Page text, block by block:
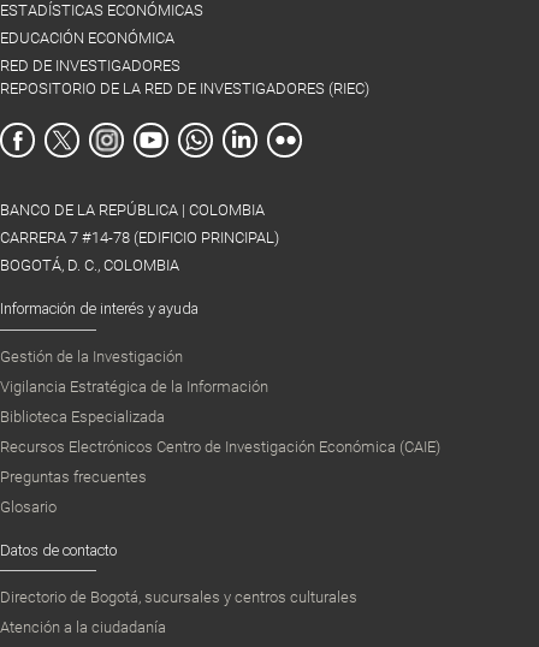
ESTADÍSTICAS ECONÓMICAS
EDUCACIÓN ECONÓMICA
RED DE INVESTIGADORES
REPOSITORIO DE LA RED DE INVESTIGADORES (RIEC)
BANCO DE LA REPÚBLICA | COLOMBIA
CARRERA 7 #14-78 (EDIFICIO PRINCIPAL)
BOGOTÁ, D. C., COLOMBIA
Información de interés y ayuda
Gestión de la Investigación
Vigilancia Estratégica de la Información
Biblioteca Especializada
Recursos Electrónicos Centro de Investigación Económica (CAIE)
Preguntas frecuentes
Glosario
Datos de contacto
Directorio de Bogotá, sucursales y centros culturales
Atención a la ciudadanía